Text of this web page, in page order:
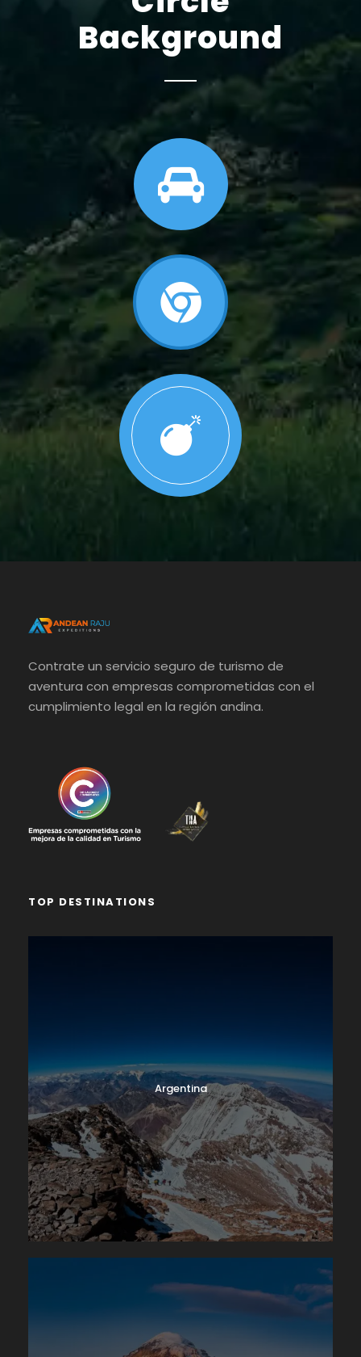
Background
Contrate un servicio seguro de turismo de
aventura con empresas comprometidas con el
cumplimiento legal en la región andina.
TOP DESTINATIONS
Argentina